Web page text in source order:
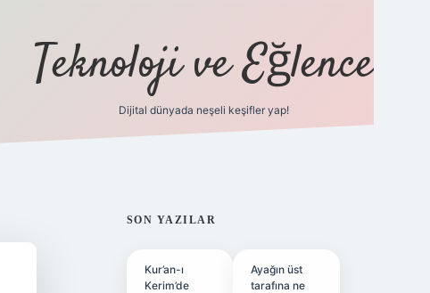
Teknoloji ve Eğlence
Dijital dünyada neşeli keşifler yap!
SIDEBAR
SON YAZILAR
Kur’an-ı
Kerim’de
Ayağın üst
tarafına ne